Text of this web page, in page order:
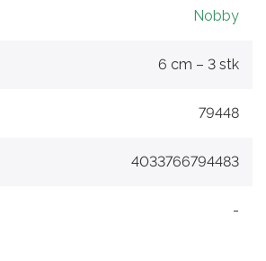
Nobby
6 cm – 3 stk
79448
4033766794483
-